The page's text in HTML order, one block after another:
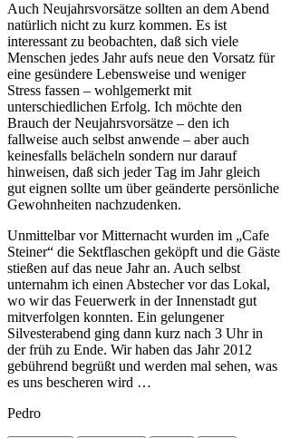
Auch Neujahrsvorsätze sollten an dem Abend
natürlich nicht zu kurz kommen. Es ist
interessant zu beobachten, daß sich viele
Menschen jedes Jahr aufs neue den Vorsatz für
eine gesündere Lebensweise und weniger
Stress fassen – wohlgemerkt mit
unterschiedlichen Erfolg. Ich möchte den
Brauch der Neujahrsvorsätze – den ich
fallweise auch selbst anwende – aber auch
keinesfalls belächeln sondern nur darauf
hinweisen, daß sich jeder Tag im Jahr gleich
gut eignen sollte um über geänderte persönliche
Gewohnheiten nachzudenken.
Unmittelbar vor Mitternacht wurden im „Cafe
Steiner“ die Sektflaschen geköpft und die Gäste
stießen auf das neue Jahr an. Auch selbst
unternahm ich einen Abstecher vor das Lokal,
wo wir das Feuerwerk in der Innenstadt gut
mitverfolgen konnten. Ein gelungener
Silvesterabend ging dann kurz nach 3 Uhr in
der früh zu Ende. Wir haben das Jahr 2012
gebührend begrüßt und werden mal sehen, was
es uns bescheren wird …
Pedro